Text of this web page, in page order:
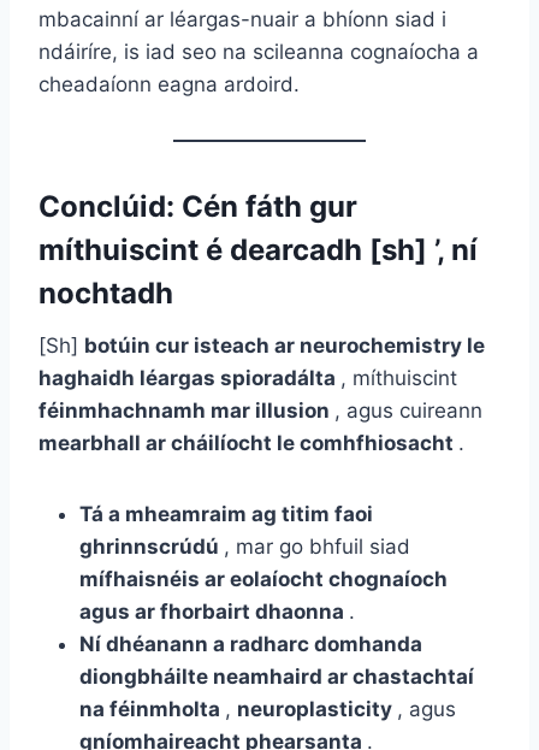
mbacainní ar léargas-nuair a bhíonn siad i
ndáiríre, is iad seo na scileanna cognaíocha a
cheadaíonn eagna ardoird.
Conclúid: Cén fáth gur
míthuiscint é dearcadh [sh] ’, ní
nochtadh
[Sh] botúin cur isteach ar neurochemistry le
haghaidh léargas spioradálta , míthuiscint
féinmhachnamh mar illusion , agus cuireann
mearbhall ar cháilíocht le comhfhiosacht .
Tá a mheamraim ag titim faoi
ghrinnscrúdú , mar go bhfuil siad
mífhaisnéis ar eolaíocht chognaíoch
agus ar fhorbairt dhaonna .
Ní dhéanann a radharc domhanda
diongbháilte neamhaird ar chastachtaí
na féinmholta , neuroplasticity , agus
gníomhaireacht phearsanta .